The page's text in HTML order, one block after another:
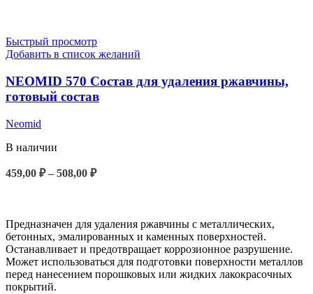
Быстрый просмотр
Добавить в список желаний
NEOMID 570 Состав для удаления ржавчины,
готовый состав
Neomid
В наличии
459,00 ₽ – 508,00 ₽
Предназначен для удаления ржавчины с металлических,
бетонных, эмалированных и каменных поверхностей.
Останавливает и предотвращает коррозионное разрушение.
Может использоваться для подготовки поверхности металлов
перед нанесением порошковых или жидких лакокрасочных
покрытий.